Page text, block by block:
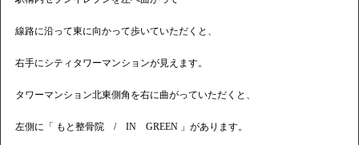
線路に沿って東に向かって歩いていただくと、
右手にシティタワーマンションが見えます。
タワーマンション北東側角を右に曲がっていただくと、
左側に「 もと整骨院 / IN GREEN 」があります。